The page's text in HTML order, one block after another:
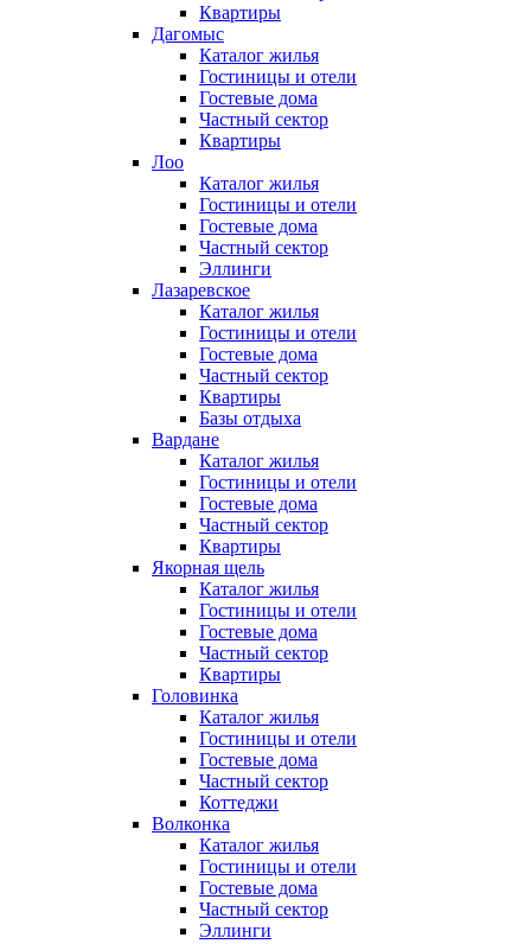
Квартиры
Дагомыс
Каталог жилья
Гостиницы и отели
Гостевые дома
Частный сектор
Квартиры
Лоо
Каталог жилья
Гостиницы и отели
Гостевые дома
Частный сектор
Эллинги
Лазаревское
Каталог жилья
Гостиницы и отели
Гостевые дома
Частный сектор
Квартиры
Базы отдыха
Вардане
Каталог жилья
Гостиницы и отели
Гостевые дома
Частный сектор
Квартиры
Якорная щель
Каталог жилья
Гостиницы и отели
Гостевые дома
Частный сектор
Квартиры
Головинка
Каталог жилья
Гостиницы и отели
Гостевые дома
Частный сектор
Коттеджи
Волконка
Каталог жилья
Гостиницы и отели
Гостевые дома
Частный сектор
Эллинги